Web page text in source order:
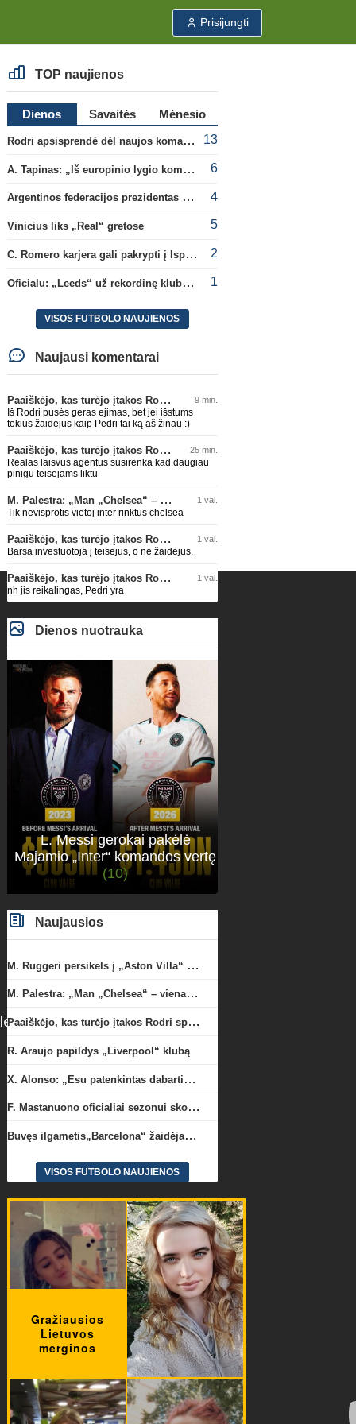
Prisijungti
TOP naujienos
Dienos Savaitės
Mėnesio
Rodri apsisprendė dėl naujos komandos
13
A. Tapinas: „Iš europinio lygio komandos gavom gerų pamokų“ 6
Argentinos federacijos prezidentas C. Tapia negailėjo pagyrų G. Infantino 4
Vinicius liks „Real“ gretose 5
C. Romero karjera gali pakrypti į Ispaniją 2
Oficialu: „Leeds“ už rekordinę klubui sumą įsigijo Anglijos rinktinės vartininką 1
VISOS FUTBOLO NAUJIENOS
Naujausi komentarai
Paaiškėjo, kas turėjo įtakos Rodri sprendimui pasirinkti Barselonos pusę 9 min.
Iš Rodri pusės geras ejimas, bet jei išstums
tokius žaidėjus kaip Pedri tai ką aš žinau :)
Paaiškėjo, kas turėjo įtakos Rodri sprendimui pasirinkti Barselonos pusę 25 min.
Realas laisvus agentus susirenka kad daugiau
pinigu teisejams liktu
M. Palestra: „Man „Chelsea“ – vienas didžiausių klubų futbole“ 1 val.
Tik nevisprotis vietoj inter rinktus chelsea
Paaiškėjo, kas turėjo įtakos Rodri sprendimui pasirinkti Barselonos pusę 1 val.
Barsa investuotoja į teisėjus, o ne žaidėjus.
Paaiškėjo, kas turėjo įtakos Rodri sprendimui pasirinkti Barselonos pusę 1 val.
nh jis reikalingas, Pedri yra
Dienos nuotrauka
L. Messi gerokai pakėlė
Majamio „Inter“ komandos vertę
(10)
Naujausios
M. Ruggeri persikels į „Aston Villa“ ekipą
M. Palestra: „Man „Chelsea“ – vienas didžiausių klubų futbole“
Paaiškėjo, kas turėjo įtakos Rodri sprendimui pasirinkti Barselonos pusę
R. Araujo papildys „Liverpool“ klubą
X. Alonso: „Esu patenkintas dabartiniais „Chelsea“ ekipos vartininkais“
F. Mastanuono oficialiai sezonui skolinamas „Fiorentina“ ekipai
Buvęs ilgametis„Barcelona“ žaidėjas S. Roberto artėja link persikėlimo į MLS
VISOS FUTBOLO NAUJIENOS